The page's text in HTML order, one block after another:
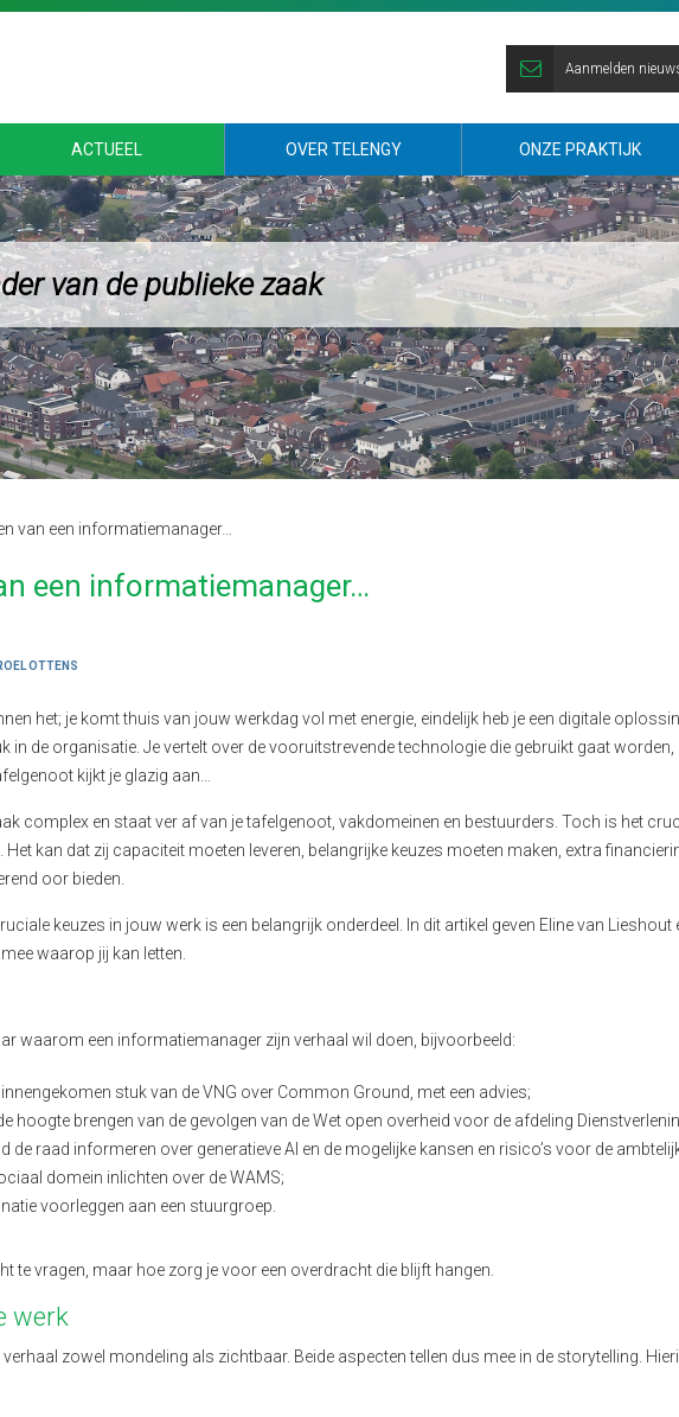
Aanmelden
ACTUEEL OVER TELENGY ONZE PRAKTIJK
van de publieke zaak
van een informatiemanager…
een informatiemanager…
OTTENS
het; je komt thuis van jouw werkdag vol met energie, eindelijk heb je een digitale
in de organisatie. Je vertelt over de vooruitstrevende technologie die gebruikt gaat worden,
kijkt je glazig aan…
complex en staat ver af van je tafelgenoot, vakdomeinen en bestuurders. Toch is het
Het kan dat zij capaciteit moeten leveren, belangrijke keuzes moeten maken, extra
oor bieden.
keuzes in jouw werk is een belangrijk onderdeel. In dit artikel geven Eline van Lieshout
waarop jij kan letten.
waarom een informatiemanager zijn verhaal wil doen, bijvoorbeeld:
stuk van de VNG over Common Ground, met een advies;
hoogte brengen van de gevolgen van de Wet open overheid voor de afdeling
de raad informeren over generatieve AI en de mogelijke kansen en risico’s voor de
domein inlichten over de WAMS;
voorleggen aan een stuurgroep.
te vragen, maar hoe zorg je voor een overdracht die blijft hangen.
werk
zowel mondeling als zichtbaar. Beide aspecten tellen dus mee in de storytelling.